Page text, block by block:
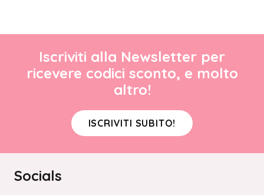
Iscriviti alla Newsletter per
ricevere codici sconto, e molto
altro!
ISCRIVITI SUBITO!
Socials